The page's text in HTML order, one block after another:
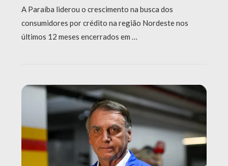
A Paraíba liderou o crescimento na busca dos
consumidores por crédito na região Nordeste nos
últimos 12 meses encerrados em …